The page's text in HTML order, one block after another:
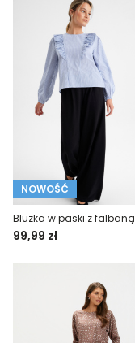
NOWOŚĆ
Bluzka w paski z falbaną
99,99 zł